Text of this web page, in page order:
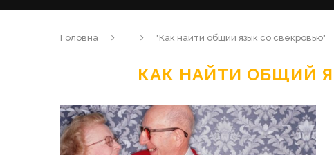
Головна "Как найти общий язык со свекровью"
КАК НАЙТИ ОБЩИЙ